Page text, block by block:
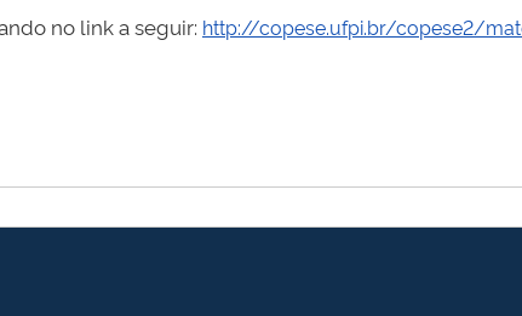
no link a seguir: http://copese.ufpi.br/copese2/